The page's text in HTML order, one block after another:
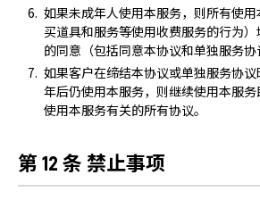
如果未成年人使用本服务，则所有使
买道具和服务等使用收费服务的行为
的同意（包括同意本协议和单独服务协
如果客户在缔结本协议或单独服务协
年后仍使用本服务，则继续使用本服
使用本服务有关的所有协议。
第 12 条 禁止事项